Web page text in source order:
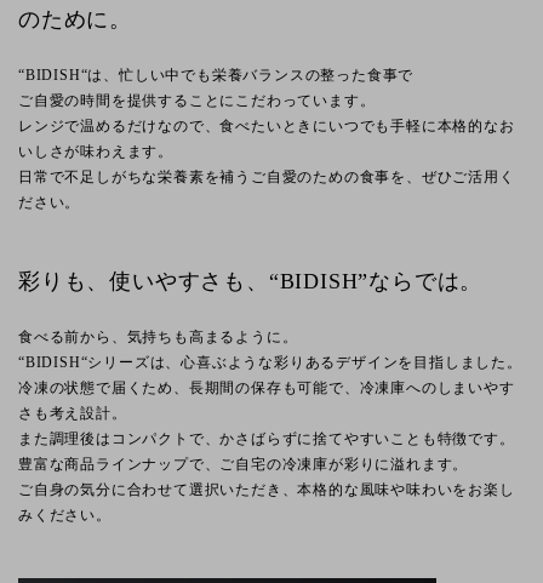
のために。
“BIDISH“は、忙しい中でも栄養バランスの整った食事で
ご自愛の時間を提供することにこだわっています。
レンジで温めるだけなので、食べたいときにいつでも手軽に本格的なお
いしさが味わえます。
日常で不足しがちな栄養素を補うご自愛のための食事を、ぜひご活用く
ださい。
彩りも、使いやすさも、“BIDISH”ならでは。
食べる前から、気持ちも高まるように。
“BIDISH“シリーズは、心喜ぶような彩りあるデザインを目指しました。
冷凍の状態で届くため、長期間の保存も可能で、冷凍庫へのしまいやす
さも考え設計。
また調理後はコンパクトで、かさばらずに捨てやすいことも特徴です。
豊富な商品ラインナップで、ご自宅の冷凍庫が彩りに溢れます。
ご自身の気分に合わせて選択いただき、本格的な風味や味わいをお楽し
みください。